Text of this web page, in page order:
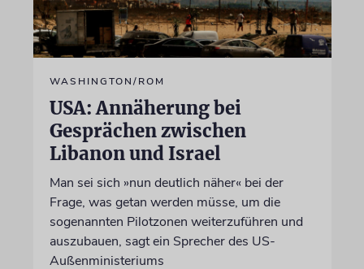
WASHINGTON/ROM
USA: Annäherung bei
Gesprächen zwischen
Libanon und Israel
Man sei sich »nun deutlich näher« bei der
Frage, was getan werden müsse, um die
sogenannten Pilotzonen weiterzuführen und
auszubauen, sagt ein Sprecher des US-
Außenministeriums